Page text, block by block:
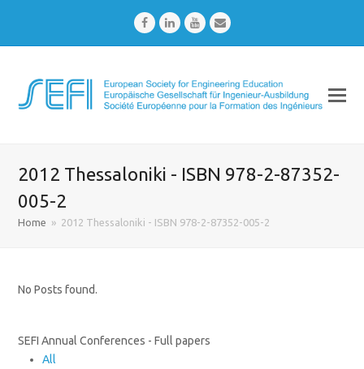
FacebookLinkedInYoutubeEmail
2012 Thessaloniki - ISBN 978-2-87352-
005-2
Home » 2012 Thessaloniki - ISBN 978-2-87352-005-2
No Posts found.
SEFI Annual Conferences - Full papers
All